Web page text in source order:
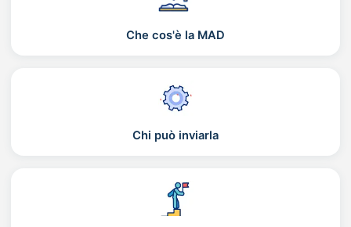
Che cos'è la MAD
Chi può inviarla